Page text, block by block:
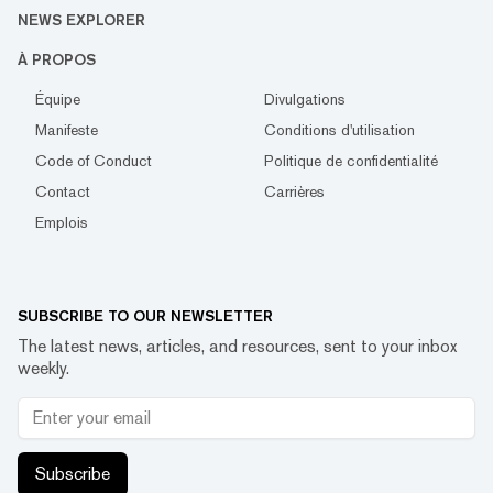
NEWS EXPLORER
À PROPOS
Équipe
Divulgations
Manifeste
Conditions d'utilisation
Code of Conduct
Politique de confidentialité
Contact
Carrières
Emplois
SUBSCRIBE TO OUR NEWSLETTER
The latest news, articles, and resources, sent to your inbox
weekly.
Subscribe